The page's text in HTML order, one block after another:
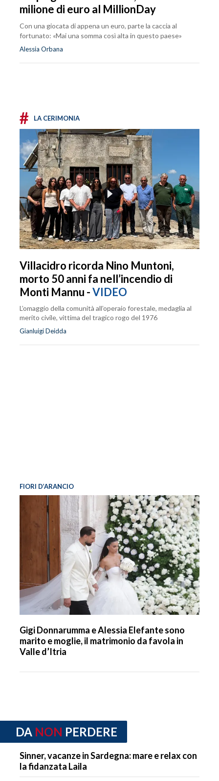
milione di euro al MillionDay
Con una giocata di appena un euro, parte la caccia al
fortunato: «Mai una somma così alta in questo paese»
Alessia Orbana
# LA CERIMONIA
Villacidro ricorda Nino Muntoni,
morto 50 anni fa nell’incendio di
Monti Mannu -VIDEO
L’omaggio della comunità all’operaio forestale, medaglia al
merito civile, vittima del tragico rogo del 1976
Gianluigi Deidda
FIORI D’ARANCIO
Gigi Donnarumma e Alessia Elefante sono
marito e moglie, il matrimonio da favola in
Valle d’Itria
DA NON PERDERE
Sinner, vacanze in Sardegna: mare e relax con
la fidanzata Laila